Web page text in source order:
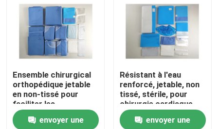
À la maison
Produits
Ensemble chirurgical
orthopédique jetable
en non-tissé pour
faciliter les
procédures
orthopédiques sûres
envoyer une
Résistant à l'eau
renforcé, jetable, non
tissé, stérile, pour
chirurgie cardiaque,
kit de drapes pour
chirurgie cardiaque
envoyer une